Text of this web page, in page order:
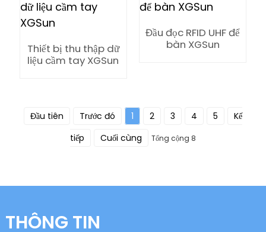
Thiết bị thu thập dữ
liệu cầm tay XGSun
Đầu đọc RFID UHF để
bàn XGSun
Đầu tiên Trước đó 1 2 3 4 5
Kế
tiếp
Cuối cùng Tổng cộng 8
THÔNG TIN